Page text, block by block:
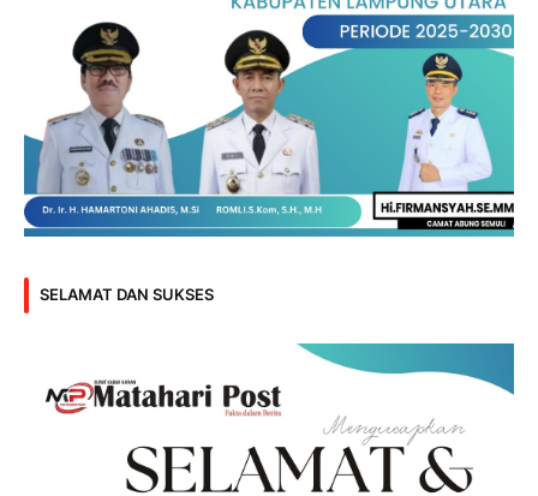
SELAMAT DAN SUKSES